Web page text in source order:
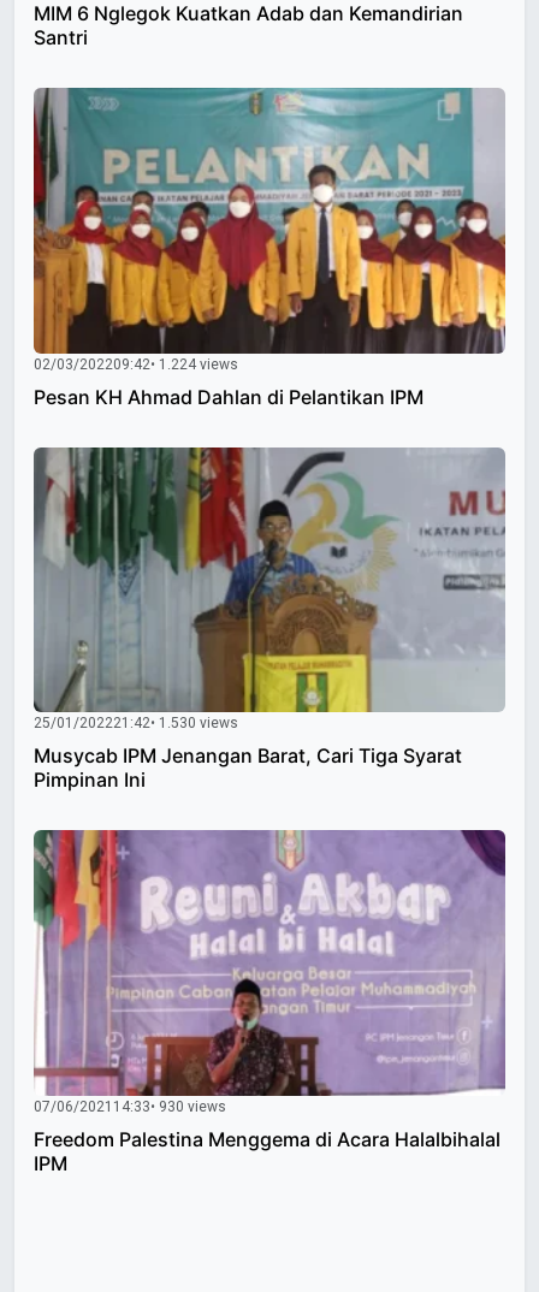
MIM 6 Nglegok Kuatkan Adab dan Kemandirian
Santri
02/03/202209:42• 1.224 views
Pesan KH Ahmad Dahlan di Pelantikan IPM
25/01/202221:42• 1.530 views
Musycab IPM Jenangan Barat, Cari Tiga Syarat
Pimpinan Ini
07/06/2021 14:33• 930 views
Freedom Palestina Menggema di Acara Halalbihalal
IPM